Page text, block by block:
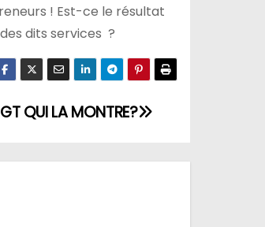
! Est-ce le résultat
dits services ?
QUI LA MONTRE?